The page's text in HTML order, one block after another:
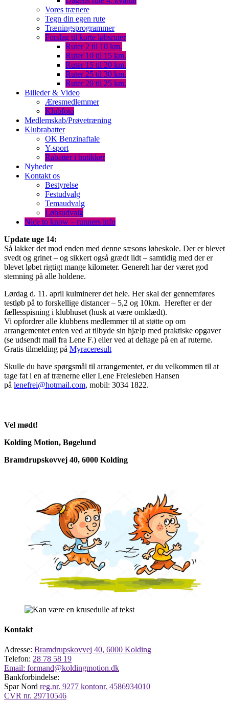
Vores trænere
Tegn din egen rute
Træningsprogrammer
Forslag til korte løbsruter
Ruter 2 til 10 km.
Ruter 10 til 15 km.
Ruter 15 til 20 km.
Ruter 25 til 30 km.
Ruter 20 til 25 km.
Billeder & Video
Æresmedlemmer
Klubfoto
Medlemskab/Prøvetræning
Klubrabatter
OK Benzinaftale
Y-sport
Rabatter i butikker
Nyheder
Kontakt os
Bestyrelse
Festudvalg
Temaudvalg
Løbsudvalg
Nice to know – runners info
Update uge 14:
Så lakker det mod enden med denne sæsons løbeskole. Der er blevet
svedt og grinet – og sikkert også grædt lidt – samtidig med der er
blevet løbet rigtigt mange kilometer. Generelt har der været god
stemning på alle holdene.
Lørdag d. 11. april kulminerer det hele. Her skal der gennemføres
testløb på to forskellige distancer – 5,2 og 10km. Herefter er der
fællesspisning i klubhuset (husk at være omklædt).
Vi opfordrer alle klubbens medlemmer til at støtte op om
arrangementet enten ved at tilbyde sin hjælp med praktiske opgaver
(se udsendt mail fra Lene F.) eller ved at deltage på en af ruterne.
Gratis tilmelding på Myraceresult
Skulle du have spørgsmål til arrangementet, er du velkommen til at
tage fat i en af trænerne eller Lene Freiesleben Hansen
på lenefrei@hotmail.com, mobil: 3034 1822.
Vel mødt!
Kolding Motion, Bøgelund
Bramdrupskovvej 40, 6000 Kolding
Kontakt
Adresse: Bramdrupskovvej 40, 6000 Kolding
Telefon: 28 78 58 19
Email: formand@koldingmotion.dk
Bankforbindelse:
Spar Nord reg.nr. 9277 kontonr. 4586934010
CVR nr. 29710546